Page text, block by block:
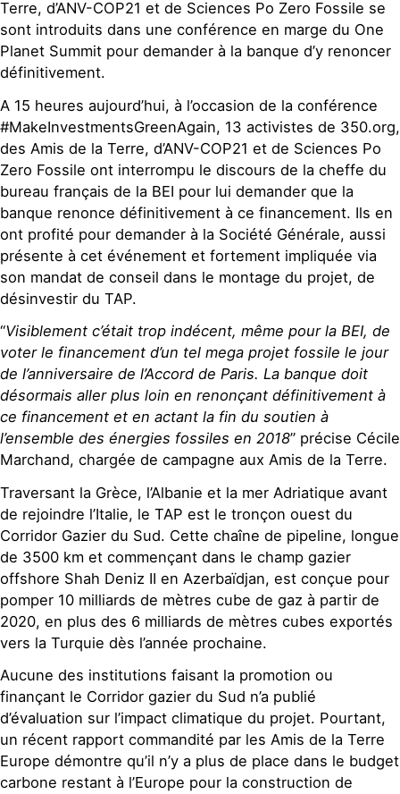
Terre, d’ANV-COP21 et de Sciences Po Zero Fossile se
sont introduits dans une conférence en marge du One
Planet Summit pour demander à la banque d’y renoncer
définitivement.
A 15 heures aujourd’hui, à l’occasion de la conférence
#MakeInvestmentsGreenAgain, 13 activistes de 350.org,
des Amis de la Terre, d’ANV-COP21 et de Sciences Po
Zero Fossile ont interrompu le discours de la cheffe du
bureau français de la BEI pour lui demander que la
banque renonce définitivement à ce financement. Ils en
ont profité pour demander à la Société Générale, aussi
présente à cet événement et fortement impliquée via
son mandat de conseil dans le montage du projet, de
désinvestir du TAP.
“Visiblement c’était trop indécent, même pour la BEI, de
voter le financement d’un tel mega projet fossile le jour
de l’anniversaire de l’Accord de Paris. La banque doit
désormais aller plus loin en renonçant définitivement à
ce financement et en actant la fin du soutien à
l’ensemble des énergies fossiles en 2018” précise Cécile
Marchand, chargée de campagne aux Amis de la Terre.
Traversant la Grèce, l’Albanie et la mer Adriatique avant
de rejoindre l’Italie, le TAP est le tronçon ouest du
Corridor Gazier du Sud. Cette chaîne de pipeline, longue
de 3500 km et commençant dans le champ gazier
offshore Shah Deniz II en Azerbaïdjan, est conçue pour
pomper 10 milliards de mètres cube de gaz à partir de
2020, en plus des 6 milliards de mètres cubes exportés
vers la Turquie dès l’année prochaine.
Aucune des institutions faisant la promotion ou
finançant le Corridor gazier du Sud n’a publié
d’évaluation sur l’impact climatique du projet. Pourtant,
un récent rapport commandité par les Amis de la Terre
Europe démontre qu’il n’y a plus de place dans le budget
carbone restant à l’Europe pour la construction de